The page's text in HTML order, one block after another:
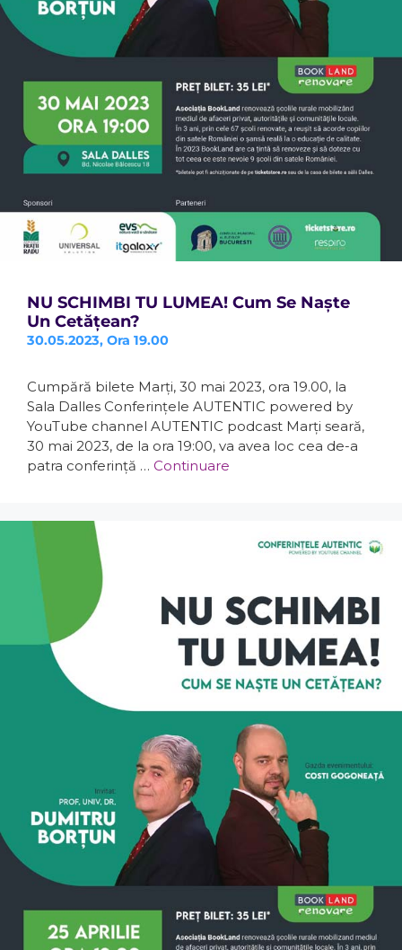
NU SCHIMBI TU LUMEA! Cum Se Naște
Un Cetățean?
30.05.2023, Ora 19.00
Cumpără bilete Marți, 30 mai 2023, ora 19.00, la
Sala Dalles Conferințele AUTENTIC powered by
YouTube channel AUTENTIC podcast Marți seară,
30 mai 2023, de la ora 19:00, va avea loc cea de-a
patra conferință … Continuare